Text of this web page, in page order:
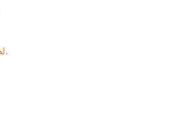
لطفا مقصد را انتخاب کنید.